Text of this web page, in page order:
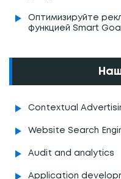
Оптимизируйте
функцией Smart
Contextual
Website Search
Audit and analytics
Application